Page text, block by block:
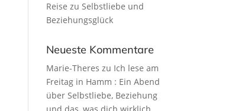
Reise zu Selbstliebe und
Beziehungsglück
Neueste Kommentare
Marie-Theres zu Ich lese am
Freitag in Hamm : Ein Abend
über Selbstliebe, Beziehung